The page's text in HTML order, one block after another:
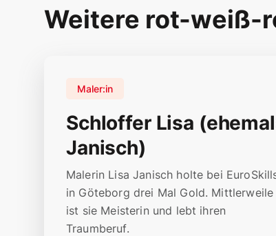
Weitere rot-weiß-
Schloffer Lisa
Janisch)
Maler:in
Malerin Lisa Janisch holte bei
in Göteborg drei Mal Gold. Mittlerweile
ist sie Meisterin und lebt ihren
Traumberuf.